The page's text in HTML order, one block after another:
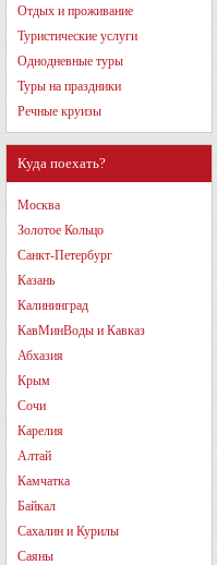
Отдых и проживание
Туристические услуги
Однодневные туры
Туры на праздники
Речные круизы
Куда поехать?
Москва
Золотое Кольцо
Санкт-Петербург
Казань
Калининград
КавМинВоды и Кавказ
Абхазия
Крым
Сочи
Карелия
Алтай
Камчатка
Байкал
Сахалин и Курилы
Саяны